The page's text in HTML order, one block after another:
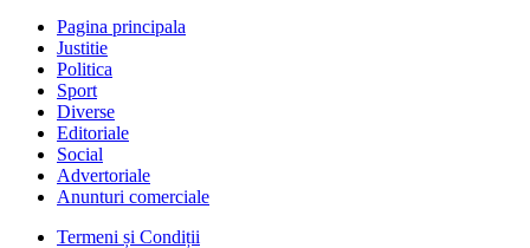
Pagina principala
Justitie
Politica
Sport
Diverse
Editoriale
Social
Advertoriale
Anunturi comerciale
Termeni și Condiții